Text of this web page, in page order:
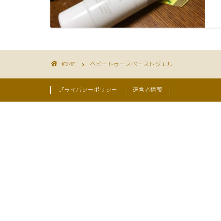
HOME ベビートゥースペーストジェル
プライバシーポリシー 運営者情報